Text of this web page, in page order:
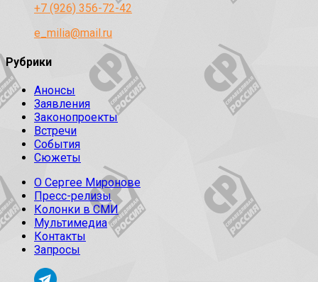
+7 (926) 356-72-42
e_milia@mail.ru
Рубрики
Анонсы
Заявления
Законопроекты
Встречи
События
Сюжеты
О Сергее Миронове
Пресс-релизы
Колонки в СМИ
Мультимедиа
Контакты
Запросы